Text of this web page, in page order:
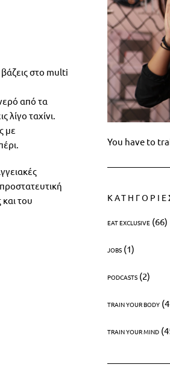
στο multi
από τα
ταχίνι.
με
του
You have to
EAT EXCLUSIVE (66)
JOBS (1)
PODCASTS (2)
TRAIN YOUR BODY
TRAIN YOUR MIND